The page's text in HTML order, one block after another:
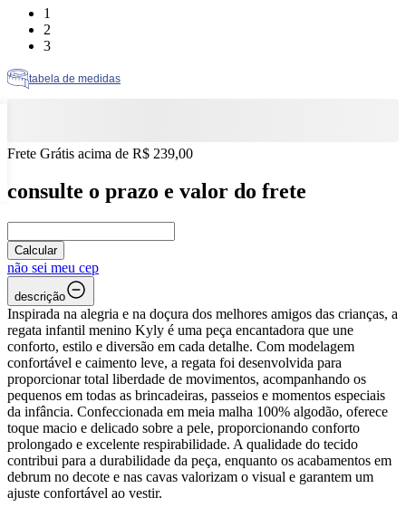
Tamanho: 1
1
Tamanho: 2
2
Tamanho: 3
3
tabela de medidas
Frete Grátis acima de R$ 239,00
consulte o prazo e valor do frete
Calcular
não sei meu cep
descrição
Inspirada na alegria e na doçura dos melhores amigos das crianças, a
regata infantil menino Kyly é uma peça encantadora que une
conforto, estilo e diversão em cada detalhe. Com modelagem
confortável e caimento leve, a regata foi desenvolvida para
proporcionar total liberdade de movimentos, acompanhando os
pequenos em todas as brincadeiras, passeios e momentos especiais
da infância. Confeccionada em meia malha 100% algodão, oferece
toque macio e delicado sobre a pele, proporcionando conforto
prolongado e excelente respirabilidade. A qualidade do tecido
contribui para a durabilidade da peça, enquanto os acabamentos em
debrum no decote e nas cavas valorizam o visual e garantem um
ajuste confortável ao vestir.